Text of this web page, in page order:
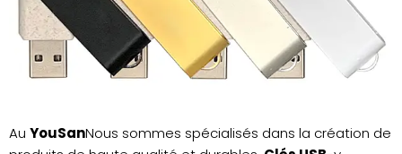
Au YouSanNous sommes spécialisés dans la création de